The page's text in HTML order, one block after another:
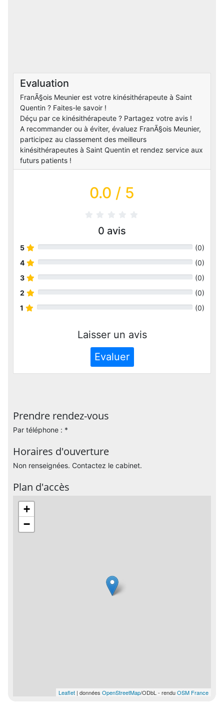
Evaluation
FranÃ§ois Meunier est votre kinésithérapeute à Saint
Quentin ? Faites-le savoir !
Déçu par ce kinésithérapeute ? Partagez votre avis !
A recommander ou à éviter, évaluez FranÃ§ois Meunier,
participez au classement des meilleurs
kinésithérapeutes à Saint Quentin et rendez service aux
futurs patients !
0.0 / 5
0 avis
5 (0)
4
(0)
3
(0)
2
(0)
1
(0)
Laisser un avis
Evaluer
Prendre rendez-vous
Par téléphone : *
Horaires d'ouverture
Non renseignées. Contactez le cabinet.
Plan d'accès
+
−
Leaflet | données OpenStreetMap/ODbL - renduOSM France